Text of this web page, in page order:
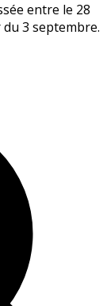
entre le 28
3 septembre.